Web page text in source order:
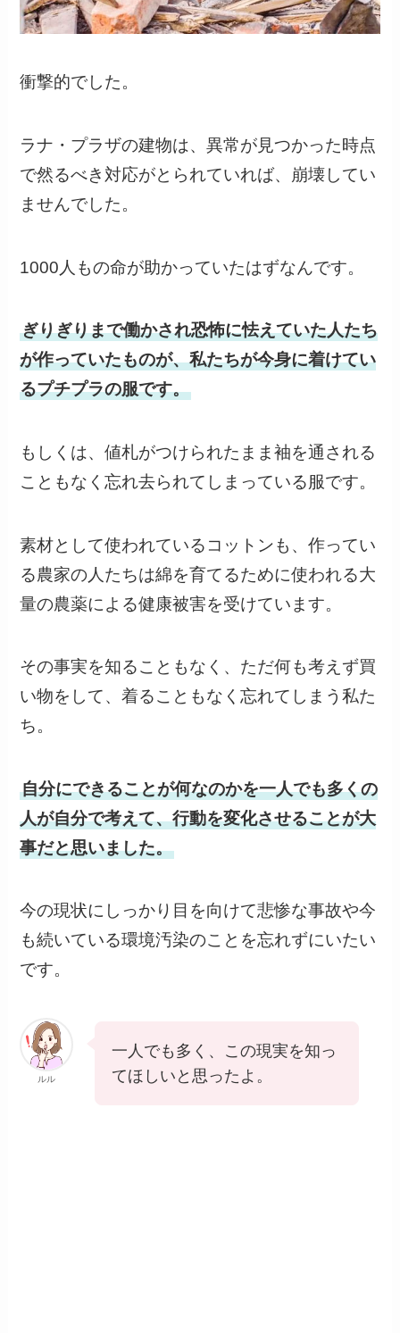
衝撃的でした。
ラナ・プラザの建物は、異常が見つかった時点
で然るべき対応がとられていれば、崩壊してい
ませんでした。
1000人もの命が助かっていたはずなんです。
ぎりぎりまで働かされ恐怖に怯えていた人たち
が作っていたものが、私たちが今身に着けてい
るプチプラの服です。
もしくは、値札がつけられたまま袖を通される
こともなく忘れ去られてしまっている服です。
素材として使われているコットンも、作ってい
る農家の人たちは綿を育てるために使われる大
量の農薬による健康被害を受けています。
その事実を知ることもなく、ただ何も考えず買
い物をして、着ることもなく忘れてしまう私た
ち。
自分にできることが何なのかを一人でも多くの
人が自分で考えて、行動を変化させることが大
事だと思いました。
今の現状にしっかり目を向けて悲惨な事故や今
も続いている環境汚染のことを忘れずにいたい
です。
ルル
一人でも多く、この現実を知っ
てほしいと思ったよ。